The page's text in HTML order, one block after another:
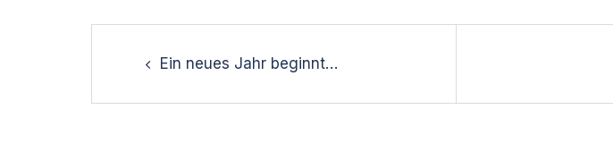
navigationEin neues Jahr beginnt…